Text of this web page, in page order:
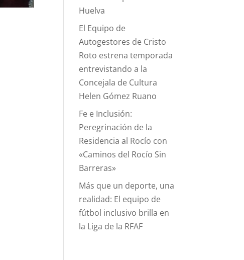
Huelva
El Equipo de
Autogestores de Cristo
Roto estrena temporada
entrevistando a la
Concejala de Cultura
Helen Gómez Ruano
Fe e Inclusión:
Peregrinación de la
Residencia al Rocío con
«Caminos del Rocío Sin
Barreras»
Más que un deporte, una
realidad: El equipo de
fútbol inclusivo brilla en
la Liga de la RFAF